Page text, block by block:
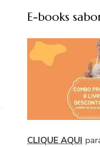
E-books
CLIQUE AQUI